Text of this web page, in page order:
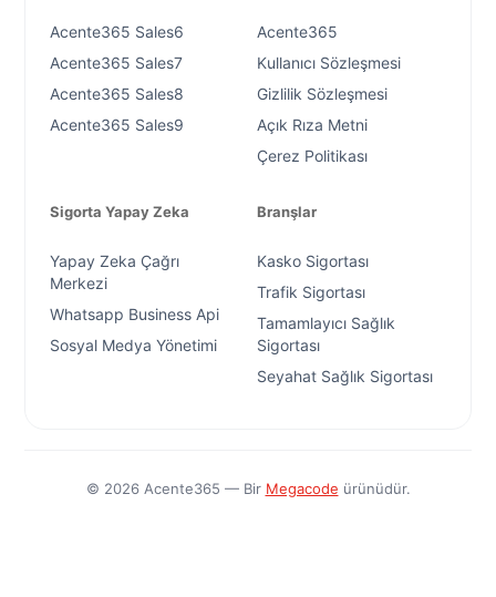
Acente365 Sales6
Acente365 Sales7
Acente365 Sales8
Acente365 Sales9
Acente365
Kullanıcı Sözleşmesi
Gizlilik Sözleşmesi
Açık Rıza Metni
Çerez Politikası
Sigorta Yapay Zeka
Yapay Zeka Çağrı
Merkezi
Whatsapp Business Api
Sosyal Medya Yönetimi
Branşlar
Kasko Sigortası
Trafik Sigortası
Tamamlayıcı Sağlık
Sigortası
Seyahat Sağlık Sigortası
© 2026Acente365 — Bir Megacode ürünüdür.